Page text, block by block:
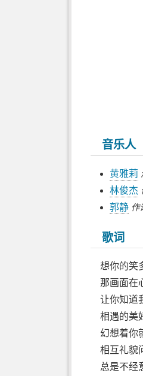
音乐人
黄雅莉
林俊杰
郭静 作
歌词
想你的笑
那画面在
让你知道
相遇的美
幻想着你
相互礼貌
总是不经